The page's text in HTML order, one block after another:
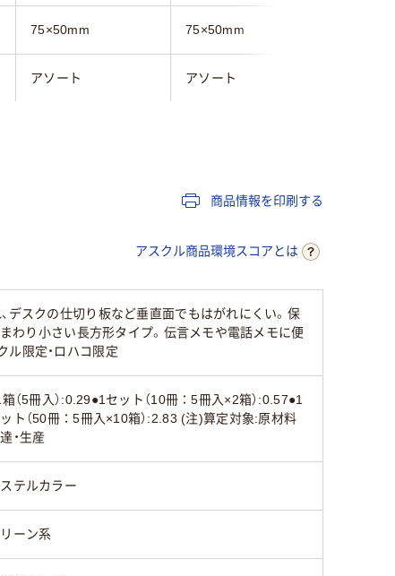
75×50mm 75×50mm
アソート アソート
パステルカラー
強粘着
スタンダード スタンダード
商品情報を印刷する
アスクル商品環境スコアとは
デスクの仕切り板など垂直面でもはがれにくい。保
わり小さい長方形タイプ。伝言メモや電話メモに便
限定・ロハコ限定
（5冊入）:0.29●1セット（10冊：5冊入×2箱）:0.57●1
ト（50冊：5冊入×10箱）:2.83 (注)算定対象:原材料
・生産
テルカラー
ーン系